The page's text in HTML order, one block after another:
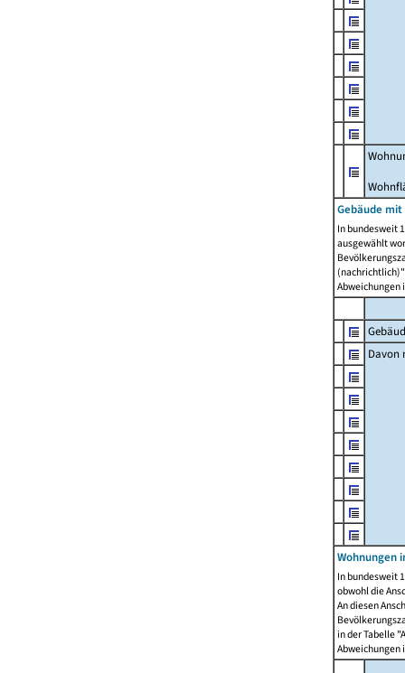
Gebäude
In bundesweit
ausgewählt
Abweichungen
Davon
Wohnungen
In bundesweit
obwohl die
An diesen
in der Tabelle
Abweichungen